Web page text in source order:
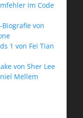
im Code
Biografie von
1 von Fei Tian
von Sher Lee
Mellem